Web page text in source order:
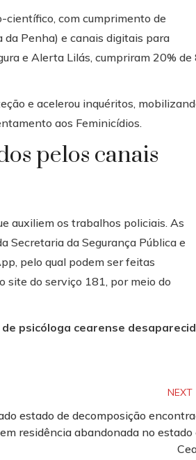
com cumprimento de
da Penha) e canais digitais para
e Alerta Lilás, cumpriram 20% de
e acelerou inquéritos,
aos Feminicídios.
pelos canais
auxiliem os trabalhos policiais. As
Secretaria da Segurança Pública e
pelo qual podem ser feitas
site do serviço 181, por meio do
psicóloga cearense
NEXT
estado de decomposição
residência abandonada no estado